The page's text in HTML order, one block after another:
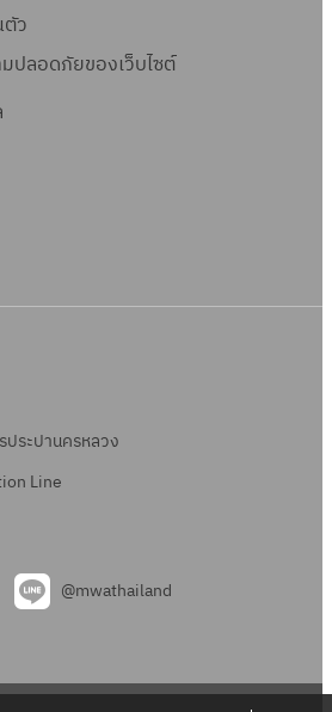
ว
ปลอดภัยของเว็บไซต์
ประปานครหลวง
Line
@mwathailand